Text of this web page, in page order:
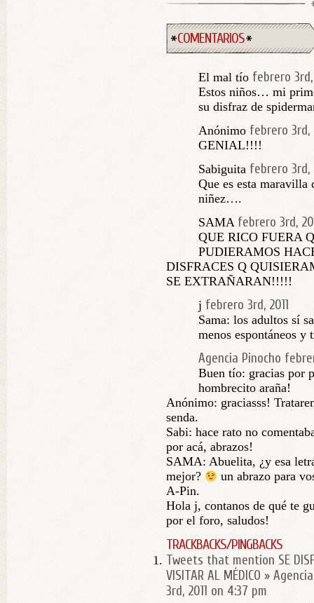
COMENTARIOS
El mal tío febrero 3rd,
Estos niños… mi
su disfraz de
Anónimo febrero 3rd,
GENIAL!!!!
Sabiguita febrero 3rd,
Que es esta
niñez….
SAMA febrero 3rd,
QUE RICO FUERA
PUDIERAMOS
DISFRACES Q
SE EXTRAÑARAN!!!!!
j febrero 3rd, 2011
Sama: los adultos sí
menos espontáneos y
Agencia Pinocho
Buen tío: gracias por
hombrecito araña!
Anónimo: graciasss!
senda.
Sabi: hace rato no
por acá, abrazos!
SAMA: Abuelita, ¿y esa
mejor?
un abrazo para
A-Pin.
Hola j, contanos de qué te
por el foro, saludos!
TRACKBACKS/PINGBACKS
Tweets that mention SE
VISITAR AL MÉDICO »
3rd, 2011 on 4:37 pm